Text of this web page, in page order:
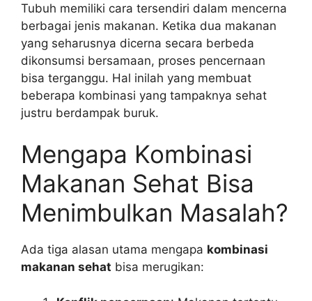
Tubuh memiliki cara tersendiri dalam mencerna
berbagai jenis makanan. Ketika dua makanan
yang seharusnya dicerna secara berbeda
dikonsumsi bersamaan, proses pencernaan
bisa terganggu. Hal inilah yang membuat
beberapa kombinasi yang tampaknya sehat
justru berdampak buruk.
Mengapa Kombinasi
Makanan Sehat Bisa
Menimbulkan Masalah?
Ada tiga alasan utama mengapa kombinasi
makanan sehat bisa merugikan: